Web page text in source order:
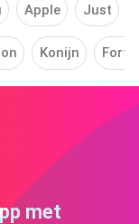
Apple Just
Konijn
met